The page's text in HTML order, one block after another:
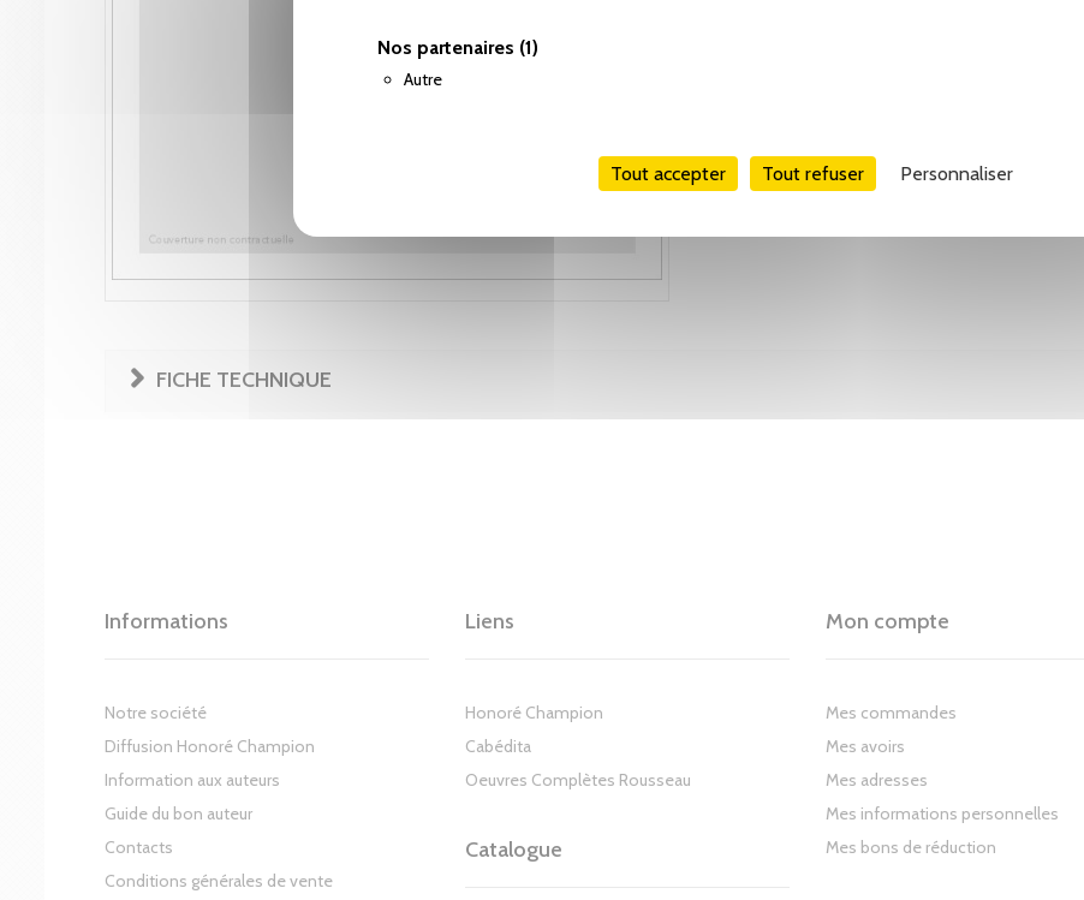
Nos partenaires (1)
Autre
Tout accepter Tout refuser Personnaliser
FICHE TECHNIQUE
Informations
Notre société
Diffusion Honoré Champion
Information aux auteurs
Guide du bon auteur
Contacts
Conditions générales de vente
Liens
Honoré Champion
Cabédita
Oeuvres Complètes Rousseau
Catalogue
Mon compte
Mes commandes
Mes avoirs
Mes adresses
Mes informations personnelles
Mes bons de réduction